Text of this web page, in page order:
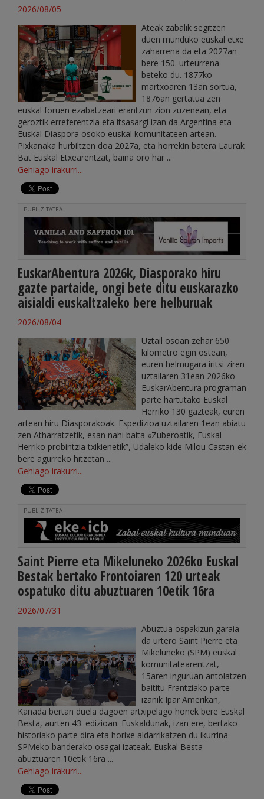
2026/08/05
Ateak zabalik segitzen
duen munduko euskal etxe
zaharrena da eta 2027an
bere 150. urteurrena
beteko du. 1877ko
martxoaren 13an sortua,
1876an gertatua zen
euskal foruen ezabatzeari erantzun zion zuzenean, eta
geroztik erreferentzia eta itsasargi izan da Argentina eta
Euskal Diaspora osoko euskal komunitateen artean.
Pixkanaka hurbiltzen doa 2027a, eta horrekin batera Laurak
Bat Euskal Etxearentzat, baina oro har ...
Gehiago irakurri...
PUBLIZITATEA
EuskarAbentura 2026k, Diasporako hiru
gazte partaide, ongi bete ditu euskarazko
aisialdi euskaltzaleko bere helburuak
2026/08/04
Uztail osoan zehar 650
kilometro egin ostean,
euren helmugara iritsi ziren
uztailaren 31ean 2026ko
EuskarAbentura programan
parte hartutako Euskal
Herriko 130 gazteak, euren
artean hiru Diasporakoak. Espedizioa uztailaren 1ean abiatu
zen Atharratzetik, esan nahi baita «Zuberoatik, Euskal
Herriko probintzia txikienetik”, Udaleko kide Milou Castan-ek
bere agurreko hitzetan ...
Gehiago irakurri...
PUBLIZITATEA
Saint Pierre eta Mikeluneko 2026ko Euskal
Bestak bertako Frontoiaren 120 urteak
ospatuko ditu abuztuaren 10etik 16ra
2026/07/31
Abuztua ospakizun garaia
da urtero Saint Pierre eta
Mikeluneko (SPM) euskal
komunitatearentzat,
15aren inguruan antolatzen
baititu Frantziako parte
izanik Ipar Amerikan,
Kanada bertan duela dagoen artxipelago honek bere Euskal
Besta, aurten 43. edizioan. Euskaldunak, izan ere, bertako
historiako parte dira eta horixe aldarrikatzen du ikurrina
SPMeko banderako osagai izateak. Euskal Besta
abuztuaren 10etik 16ra ...
Gehiago irakurri...